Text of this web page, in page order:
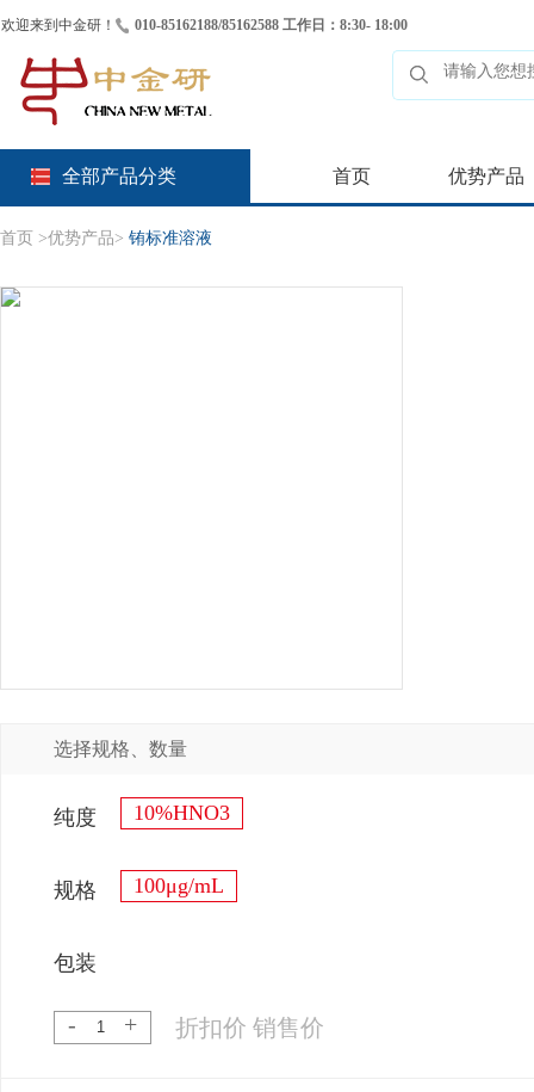
欢迎来到中金研！ 010-85162188/85162588 工作日：8:30- 18:00
全部产品分类 首页 优势产品
首页 >优势产品> 铕标准溶液
选择规格、数量
纯度 10%HNO3
规格 100μg/mL
包装
- + 折扣价 销售价